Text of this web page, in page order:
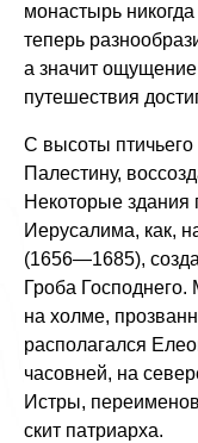
монастырь
теперь
а значит ощущение
путешествия
С высоты птичьего
Палестину,
Некоторые здания
Иерусалима, как,
(1656—1685),
Гроба
на холме,
располагался
часовней, на
Истры,
скит патриарха.